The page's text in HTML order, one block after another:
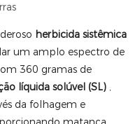
herbicida sistêmica
um amplo espectro de
360 gramas de
líquida solúvel (SL) ,
da folhagem e